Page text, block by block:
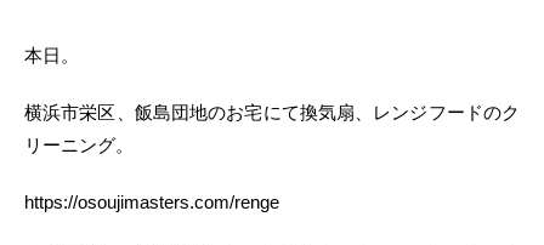
本日。
横浜市栄区、飯島団地のお宅にて換気扇、レンジフードのク
リーニング。
https://osoujimasters.com/renge